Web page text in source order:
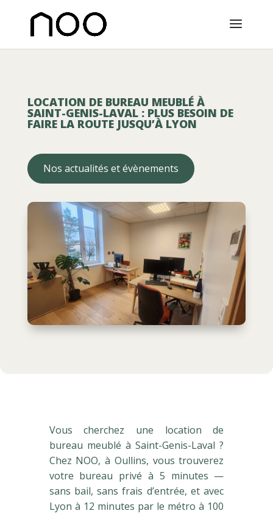
LOCATION DE BUREAU MEUBLÉ À
SAINT-GENIS-LAVAL : PLUS BESOIN DE
FAIRE LA ROUTE JUSQU’À LYON
Nos actualités et évènements
Vous cherchez une location de
bureau meublé à Saint-Genis-Laval ?
Chez NOO, à Oullins, vous trouverez
votre bureau privé à 5 minutes —
sans bail, sans frais d’entrée, et avec
Lyon à 12 minutes par le métro à 100